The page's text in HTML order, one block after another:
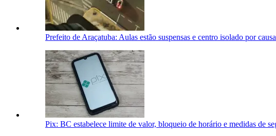
Prefeito de Araçatuba: Aulas estão suspensas e centro isolado por
Pix: BC estabelece limite de valor, bloqueio de horário e medidas de